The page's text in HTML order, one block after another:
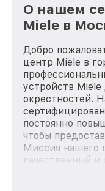
О нашем
Miele в
Добро
центр Miele в
устройств
окрестностей.
постоянно
чтобы
Миссия нашего
качественный
каждого
зависимости